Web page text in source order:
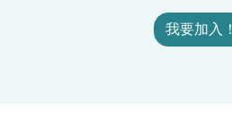
我要加入！